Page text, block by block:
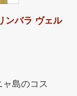
ンバラ ヴェル
島のコス